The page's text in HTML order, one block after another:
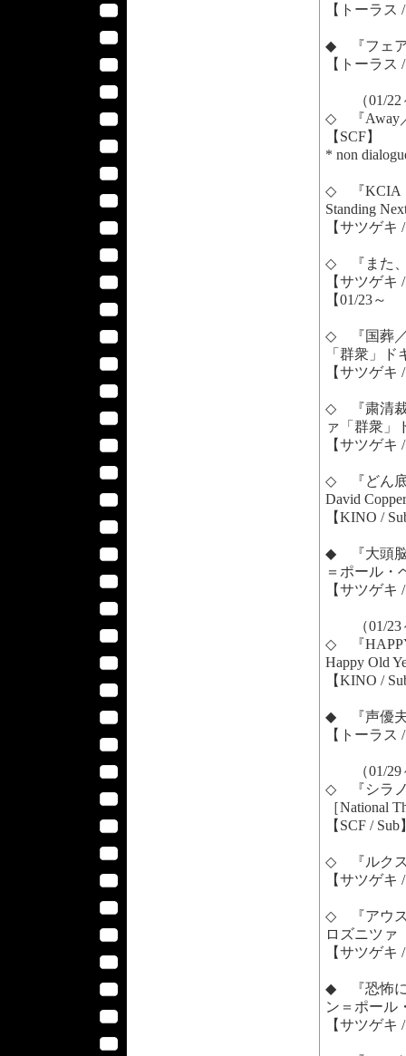
【トーラス
◆ 『フェア
【トーラス
（01/22
◇ 『Away
【SCF】
* non
◇ 『KCIA
Standing
【サツゲキ
◇ 『また、
【サツゲキ
【01/23～
◇ 『国葬／
「群衆」
【サツゲキ
◇ 『粛清裁
ァ「群衆」
【サツゲキ
◇ 『どん底
David
【KINO /
◆ 『大頭脳
＝ポール
【サツゲキ
（01/23
◇ 『
Happy Old
【KINO /
◆ 『声優夫
【トーラス
（01/29
◇ 『シラノ
［National
【SCF / Sub
◇ 『ルクス
【サツゲキ
◇ 『アウス
ロズニツァ
【サツゲキ
◆ 『恐怖に
ン＝ポー
【サツゲキ